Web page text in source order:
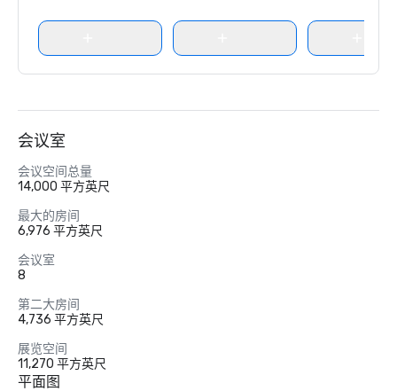
会议室
会议空间总量
14,000 平方英尺
最大的房间
6,976 平方英尺
会议室
8
第二大房间
4,736 平方英尺
展览空间
11,270 平方英尺
平面图